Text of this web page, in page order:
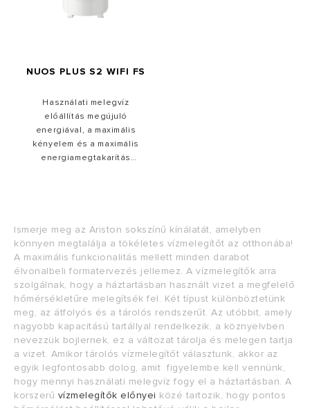
NUOS PLUS S2 WIFI FS
Használati melegvíz
előállítás megújuló
energiával, a maximális
kényelem és a maximális
energiamegtakarítás
Ismerje meg az Ariston sokszínű kínálatát, amelyben
könnyen megtalálja a tökéletes vízmelegítőt az otthonába!
A maximális funkcionalitás mellett minden darabot
élvonalbeli formatervezés jellemez. A vízmelegítők arra
szolgálnak, hogy a háztartásban használt vizet a megfelelő
hőmérsékletűre melegítsék fel. Két típust különböztetünk
meg, az átfolyós és a tárolós rendszerűt. Az utóbbit, amely
nagyobb kapacitású tartállyal rendelkezik, a köznyelvben
nevezzük bojlernek, ez a változat tárolja és melegen tartja
a vizet. Amikor tárolós vízmelegítőt választunk, akkor az
egyik legfontosabb dolog, amit figyelembe kell vennünk,
hogy mennyi használati melegvíz fogy el a háztartásban. A
korszerű vízmelegítők előnyei közé tartozik, hogy pontos